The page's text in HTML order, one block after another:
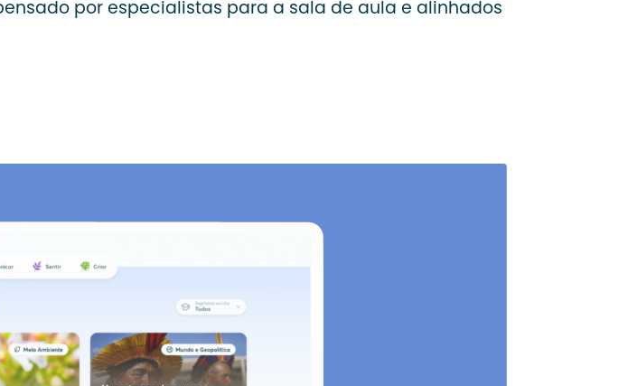
por especialistas para a sala de aula e alinhados